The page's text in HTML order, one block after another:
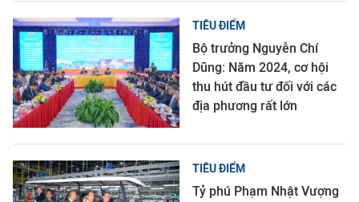
TIÊU ĐIỂM
Bộ trưởng Nguyễn Chí
Dũng: Năm 2024, cơ hội
thu hút đầu tư đối với các
địa phương rất lớn
TIÊU ĐIỂM
Tỷ phú Phạm Nhật Vượng